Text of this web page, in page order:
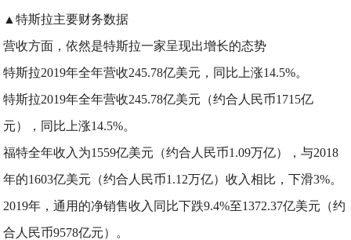
▲特斯拉主要财务数据
营收方面，依然是特斯拉一家呈现出增长的态势
特斯拉2019年全年营收245.78亿美元，同比上涨14.5%。
特斯拉2019年全年营收245.78亿美元（约合人民币1715亿
元），同比上涨14.5%。
福特全年收入为1559亿美元（约合人民币1.09万亿），与2018
年的1603亿美元（约合人民币1.12万亿）收入相比，下滑3%。
2019年，通用的净销售收入同比下跌9.4%至1372.37亿美元（约
合人民币9578亿元）。